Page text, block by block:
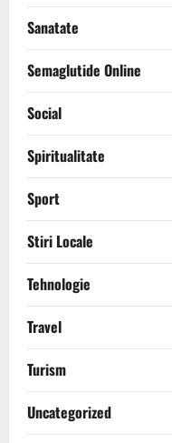
Sanatate
Semaglutide Online
Social
Spiritualitate
Sport
Stiri Locale
Tehnologie
Travel
Turism
Uncategorized